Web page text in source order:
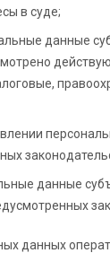
в суде;
данные
данные
данных